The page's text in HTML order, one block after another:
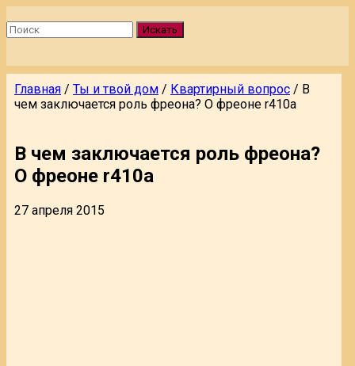
Искать
Главная / Ты и твой дом / Квартирный вопрос / В
чем заключается роль фреона? О фреоне r410а
В чем заключается роль фреона?
О фреоне r410а
27 апреля 2015